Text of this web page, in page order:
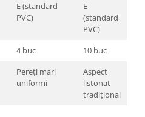
E (standard
PVC)
E
(standard
PVC)
4 buc
10 buc
Pereți mari
uniformi
Aspect
listonat
tradițional